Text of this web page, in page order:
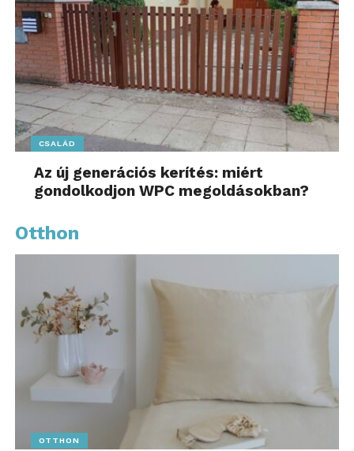
CSALÁD
Az új generációs kerítés: miért
gondolkodjon WPC megoldásokban?
Otthon
OTTHON